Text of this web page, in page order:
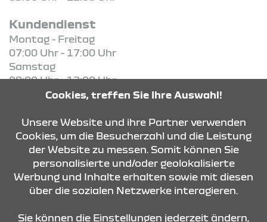
Kundendienst
Montag - Freitag
07:00 Uhr - 17:00 Uhr
Samstag
08:00 Uhr - 12:00 Uhr
KONTAKT & ANFAHRT
ÖFFNUNGSZEITEN
STANDORTE
Cookies, treffen Sie Ihre Auswahl!
Unsere Website und ihre Partner verwenden
Cookies, um die Besucherzahl und die Leistung
der Website zu messen. Somit können Sie
personalisierte und/oder geolokalisierte
Werbung und Inhalte erhalten sowie mit diesen
über die sozialen Netzwerke interagieren.
Sie können die Einstellungen jederzeit ändern,